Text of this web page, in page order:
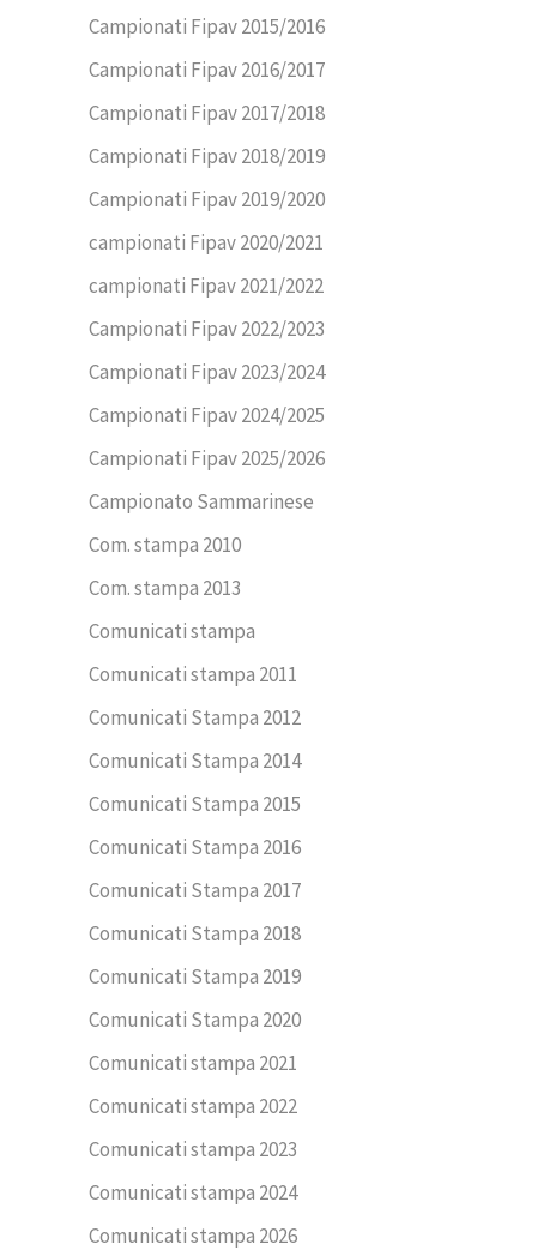
Campionati Fipav 2015/2016
Campionati Fipav 2016/2017
Campionati Fipav 2017/2018
Campionati Fipav 2018/2019
Campionati Fipav 2019/2020
campionati Fipav 2020/2021
campionati Fipav 2021/2022
Campionati Fipav 2022/2023
Campionati Fipav 2023/2024
Campionati Fipav 2024/2025
Campionati Fipav 2025/2026
Campionato Sammarinese
Com. stampa 2010
Com. stampa 2013
Comunicati stampa
Comunicati stampa 2011
Comunicati Stampa 2012
Comunicati Stampa 2014
Comunicati Stampa 2015
Comunicati Stampa 2016
Comunicati Stampa 2017
Comunicati Stampa 2018
Comunicati Stampa 2019
Comunicati Stampa 2020
Comunicati stampa 2021
Comunicati stampa 2022
Comunicati stampa 2023
Comunicati stampa 2024
Comunicati stampa 2026